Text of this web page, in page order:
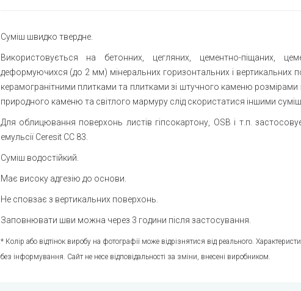
Суміш швидко твердне.
Використовується на бетонних, цегляних, цементно-піщаних,
деформуючихся (до 2 мм) мінеральних горизонтальних і вертикальних
керамогранітними плитками та плитками зі штучного каменю розмірами
природного каменю та світлого мармуру слід скористатися іншими
Для облицювання поверхонь листів гіпсокартону, OSB і т.п.
емульсії Ceresit СС 83.
Суміш водостійкий.
Має високу адгезію до основи.
Не сповзає з вертикальних поверхонь.
Заповнювати шви можна через 3 години після застосування.
* Колір або відтінок виробу на фотографії може відрізнятися від реального.
без інформування. Сайт не несе відповідальності за зміни, внесені виробником.